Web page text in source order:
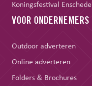
Koningsfestival Enschede
VOOR ONDERNEMERS
Outdoor adverteren
Online adverteren
Folders & Brochures